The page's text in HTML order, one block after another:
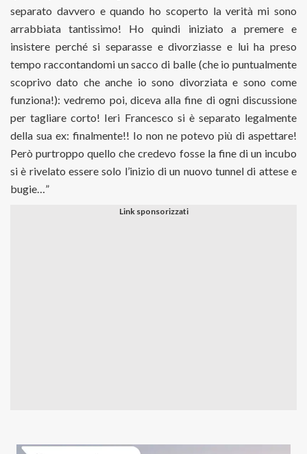
separato davvero e quando ho scoperto la verità mi sono
arrabbiata tantissimo! Ho quindi iniziato a premere e
insistere perché si separasse e divorziasse e lui ha preso
tempo raccontandomi un sacco di balle (che io puntualmente
scoprivo dato che anche io sono divorziata e sono come
funziona!): vedremo poi, diceva alla fine di ogni discussione
per tagliare corto! Ieri Francesco si è separato legalmente
della sua ex: finalmente!! Io non ne potevo più di aspettare!
Però purtroppo quello che credevo fosse la fine di un incubo
si è rivelato essere solo l’inizio di un nuovo tunnel di attese e
bugie…”